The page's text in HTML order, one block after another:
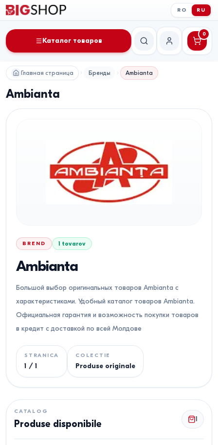
RO RU
Каталог товаров
Поиск Мой аккаунт
0
Главная страница Бренды Ambianta
Ambianta
BREND 1 tovarov
Ambianta
Большой выбор оригинальных товаров Ambianta с
характеристиками. Удобный каталог товаров Ambianta.
Официальная гарантия и возможность покупки товаров
в кредит с доставкой по всей Молдове
STRANICA
1 / 1
COLECTIE
Produse originale
CATALOG
Produse disponibile 1